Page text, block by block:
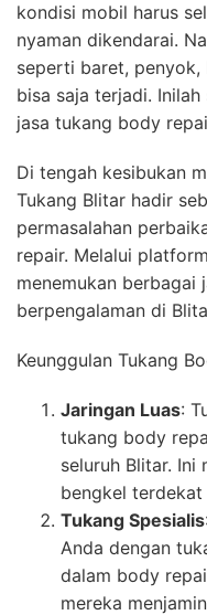
kondisi mobil harus
nyaman dikendarai.
seperti baret, penyok,
bisa saja terjadi.
jasa tukang body
Di tengah kesibukan
Tukang Blitar hadir
permasalahan
repair. Melalui
menemukan
berpengalaman di
Keunggulan Tukang
Jaringan Luas:
tukang body
seluruh Blitar. Ini
bengkel terdekat
Tukang Spesialis
Anda dengan
dalam body
mereka